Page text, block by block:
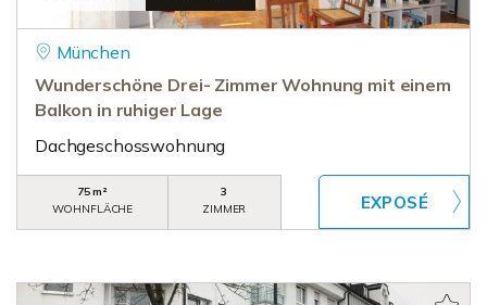
München
Wunderschöne Drei- Zimmer Wohnung mit einem
Balkon in ruhiger Lage
Dachgeschosswohnung
75 m²
WOHNFLÄCHE
3
ZIMMER